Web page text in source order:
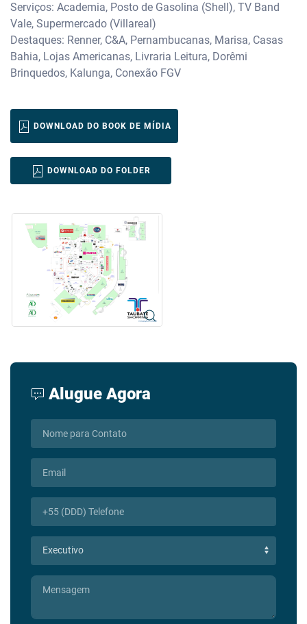
Serviços: Academia, Posto de Gasolina (Shell), TV Band
Vale, Supermercado (Villareal)
Destaques: Renner, C&A, Pernambucanas, Marisa, Casas
Bahia, Lojas Americanas, Livraria Leitura, Dorêmi
Brinquedos, Kalunga, Conexão FGV
DOWNLOAD DO BOOK DE MÍDIA
DOWNLOAD DO FOLDER
Alugue Agora